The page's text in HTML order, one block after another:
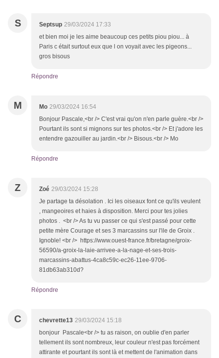
S Septsup 29/03/2024 17:33
et bien moi je les aime beaucoup ces petits piou piou... à
Paris c était surtout eux que l on voyait avec les pigeons...
gros bisous
Répondre
M Mo 29/03/2024 16:54
Bonjour Pascale,<br /> C'est vrai qu'on n'en parle guère.<br />
Pourtant ils sont si mignons sur tes photos.<br /> Et j'adore les
entendre gazouiller au jardin.<br /> Bisous.<br /> Mo
Répondre
Z Zoé 29/03/2024 15:28
Je partage ta désolation . Ici les oiseaux font ce qu'ils veulent
, mangeoires et haies à disposition. Merci pour tes jolies
photos . <br /> As tu vu passer ce qui s'est passé pour cette
petite mère Courage et ses 3 marcassins sur l'ile de Groix .
Ignoble! <br /> https://www.ouest-france.fr/bretagne/groix-
56590/a-groix-la-laie-arrivee-a-la-nage-et-ses-trois-
marcassins-abattus-4ca8c59c-ec26-11ee-9706-
81db63ab310d?
Répondre
C chevrette13 29/03/2024 15:18
bonjour Pascale<br /> tu as raison, on oublie d'en parler
tellement ils sont nombreux, leur couleur n'est pas forcément
attirante et pourtant ils sont là et mettent de l'animation dans